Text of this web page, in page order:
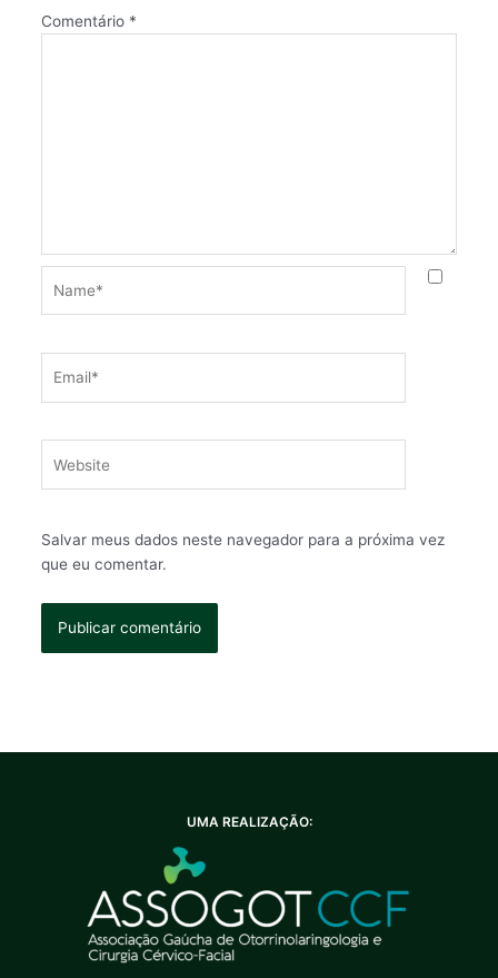
Comentário *
Salvar meus dados neste navegador para a próxima vez
que eu comentar.
UMA REALIZAÇÃO: